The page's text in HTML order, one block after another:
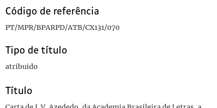
Código de referência
PT/MPR/BPARPD/ATB/CX131/070
Tipo de título
atribuido
Título